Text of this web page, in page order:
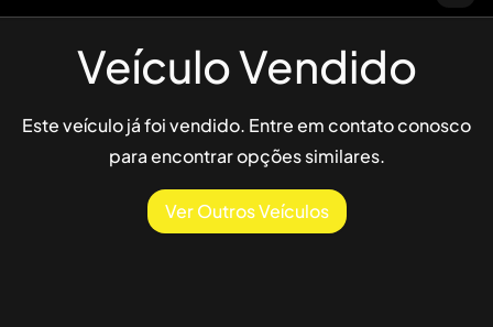
Veículo Vendido
Este veículo já foi vendido. Entre em contato conosco
para encontrar opções similares.
Ver Outros Veículos